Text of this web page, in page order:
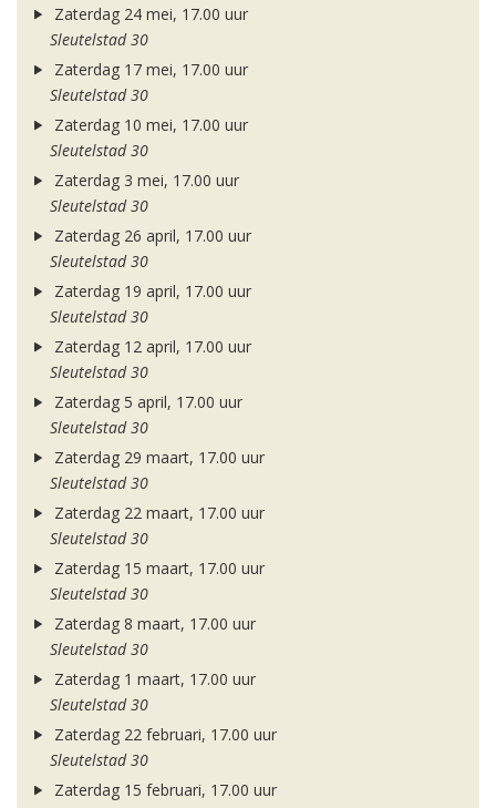
Zaterdag 24 mei, 17.00 uur
Sleutelstad 30
Zaterdag 17 mei, 17.00 uur
Sleutelstad 30
Zaterdag 10 mei, 17.00 uur
Sleutelstad 30
Zaterdag 3 mei, 17.00 uur
Sleutelstad 30
Zaterdag 26 april, 17.00 uur
Sleutelstad 30
Zaterdag 19 april, 17.00 uur
Sleutelstad 30
Zaterdag 12 april, 17.00 uur
Sleutelstad 30
Zaterdag 5 april, 17.00 uur
Sleutelstad 30
Zaterdag 29 maart, 17.00 uur
Sleutelstad 30
Zaterdag 22 maart, 17.00 uur
Sleutelstad 30
Zaterdag 15 maart, 17.00 uur
Sleutelstad 30
Zaterdag 8 maart, 17.00 uur
Sleutelstad 30
Zaterdag 1 maart, 17.00 uur
Sleutelstad 30
Zaterdag 22 februari, 17.00 uur
Sleutelstad 30
Zaterdag 15 februari, 17.00 uur